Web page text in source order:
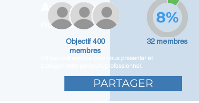
Adam Caar
Promoteur
Utilisez cet espace pour vous présenter et
partager votre parcours professionnel.
Objectif 400
membres
32 membres
8%
PARTAGER